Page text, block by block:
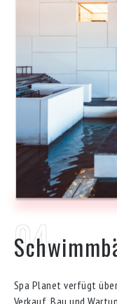
Spa Planet verfügt
Verkauf, Bau und